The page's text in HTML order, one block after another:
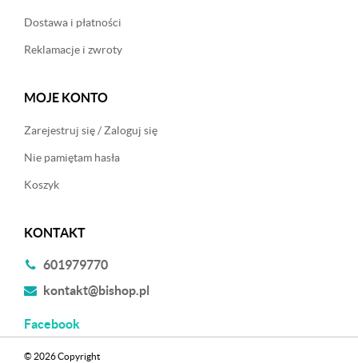
Dostawa i płatności
Reklamacje i zwroty
MOJE KONTO
Zarejestruj się / Zaloguj się
Nie pamiętam hasła
Koszyk
KONTAKT
601979770
kontakt@bishop.pl
Facebook
© 2026 Copyright